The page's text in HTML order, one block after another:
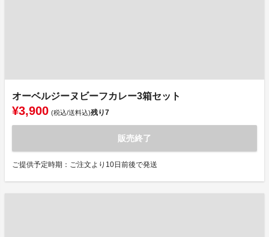
オーベルジーヌビーフカレー3箱セット
¥3,900 (税込/送料込)残り7
販売終了
ご提供予定時期：ご注文より10日前後で発送